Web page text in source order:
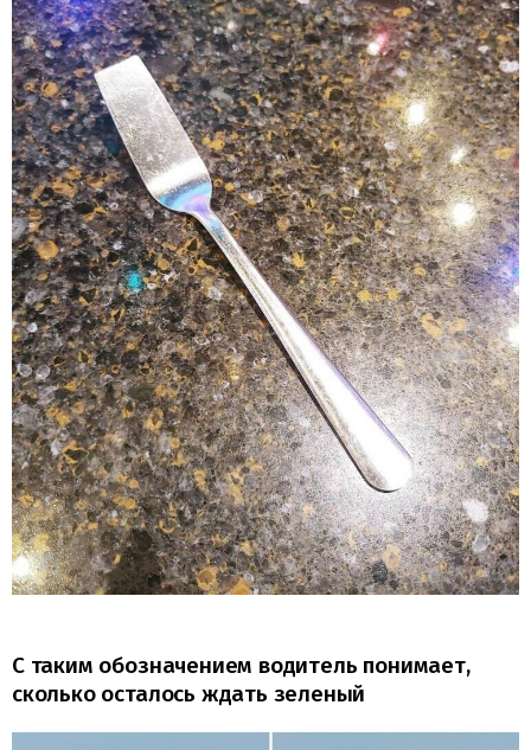
С таким обозначением водитель понимает,
сколько осталось ждать зеленый